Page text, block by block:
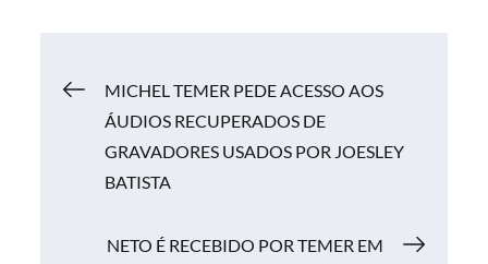
Navegação
de
MICHEL TEMER PEDE ACESSO AOS
ÁUDIOS RECUPERADOS DE
GRAVADORES USADOS POR JOESLEY
BATISTA
NETO É RECEBIDO POR TEMER EM